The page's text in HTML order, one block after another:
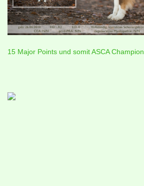
15 Major Points und somit ASCA Champion